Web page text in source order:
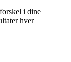
i dine
hver